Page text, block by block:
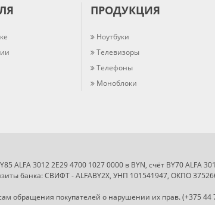
ПРОДУКЦИЯ
Ноутбуки
Телевизоры
Телефоны
Моноблоки
ALFA 3012 2E29 4700 1027 0000 в BYN, счёт BY70 ALFA
банка: СВИФТ - ALFABY2X, УНП 101541947, ОКПО
обращения покупателей о нарушении их прав. (+375 44